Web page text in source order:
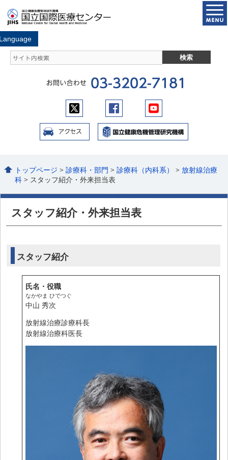
トップページ >診療科・部門 >診療科（内科系） >放射線治療
科 > スタッフ紹介・外来担当表
スタッフ紹介・外来担当表
スタッフ紹介
氏名・役職
なかやま ひでつぐ
中山 秀次
放射線治療診療科長
放射線治療科医長